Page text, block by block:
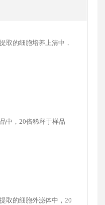
取的细胞培养上清中，
中，20倍稀释于样品
取的细胞外泌体中，20